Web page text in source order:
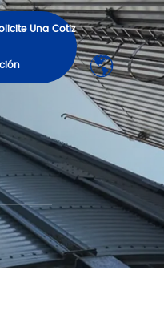
Una Cotiz